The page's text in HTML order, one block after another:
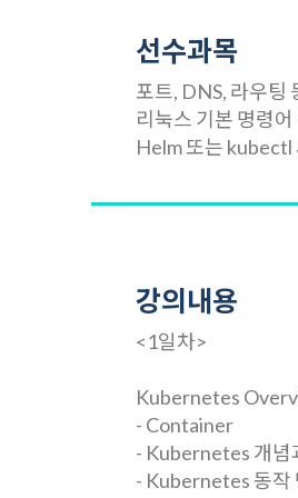
선수과목
포트, DNS, 라우팅
리눅스 기본 명령어
Helm 또는 kubectl
강의내용
<1일차>
Kubernetes
- Container
- Kubernetes 개념
- Kubernetes 동작